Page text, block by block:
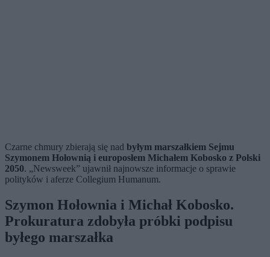
Czarne chmury zbierają się nad byłym marszałkiem Sejmu
Szymonem Hołownią i europosłem Michałem Kobosko z Polski
2050. „Newsweek” ujawnił najnowsze informacje o sprawie
polityków i aferze Collegium Humanum.
Szymon Hołownia i Michał Kobosko.
Prokuratura zdobyła próbki podpisu
byłego marszałka